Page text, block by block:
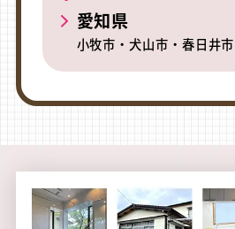
愛知県
小牧市・犬山市・春日井